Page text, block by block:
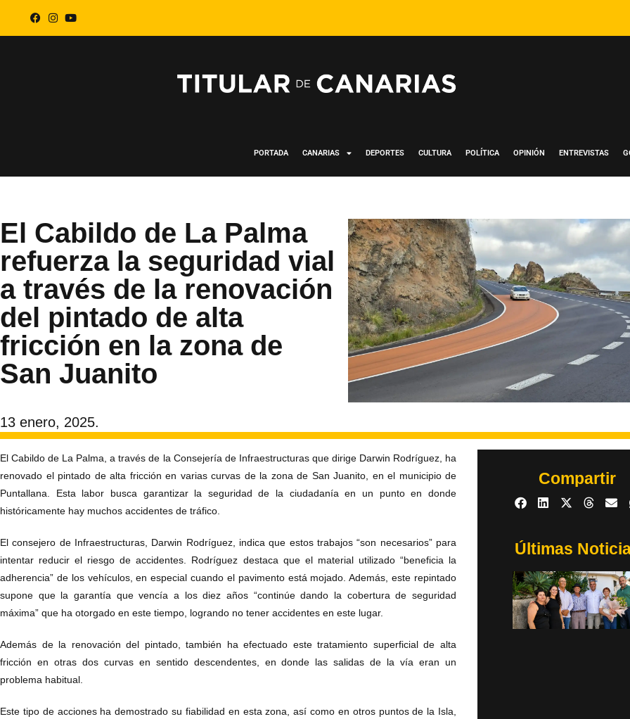
PORTADA CANARIAS DEPORTES CULTURA POLÍTICA OPINIÓN ENTREVISTAS
El Cabildo de La Palma
refuerza la seguridad vial
a través de la renovación
del pintado de alta
fricción en la zona de
San Juanito
13 enero, 2025.
El Cabildo de La Palma, a través de la Consejería de Infraestructuras que dirige Darwin Rodríguez, ha
renovado el pintado de alta fricción en varias curvas de la zona de San Juanito, en el municipio de
Puntallana. Esta labor busca garantizar la seguridad de la ciudadanía en un punto en donde
históricamente hay muchos accidentes de tráfico.
El consejero de Infraestructuras, Darwin Rodríguez, indica que estos trabajos “son necesarios” para
intentar reducir el riesgo de accidentes. Rodríguez destaca que el material utilizado “beneficia la
adherencia” de los vehículos, en especial cuando el pavimento está mojado. Además, este repintado
supone que la garantía que vencía a los diez años “continúe dando la cobertura de seguridad
máxima” que ha otorgado en este tiempo, logrando no tener accidentes en este lugar.
Además de la renovación del pintado, también ha efectuado este tratamiento superficial de alta
fricción en otras dos curvas en sentido descendentes, en donde las salidas de la vía eran un
problema habitual.
Este tipo de acciones ha demostrado su fiabilidad en esta zona, así como en otros puntos de la Isla,
Compartir
Últimas